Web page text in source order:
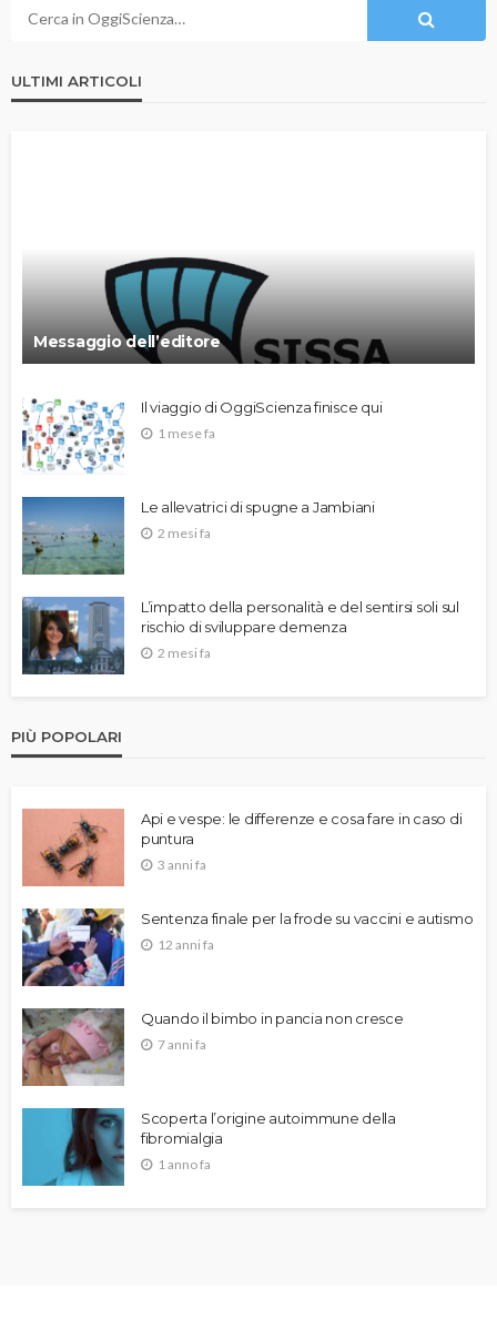
ULTIMI ARTICOLI
Messaggio dell’editore
Il viaggio di OggiScienza finisce qui
1 mese fa
Le allevatrici di spugne a Jambiani
2 mesi fa
L’impatto della personalità e del sentirsi soli sul
rischio di sviluppare demenza
2 mesi fa
PIÙ POPOLARI
Api e vespe: le differenze e cosa fare in caso di
puntura
3 anni fa
Sentenza finale per la frode su vaccini e autismo
12 anni fa
Quando il bimbo in pancia non cresce
7 anni fa
Scoperta l’origine autoimmune della
fibromialgia
1 anno fa